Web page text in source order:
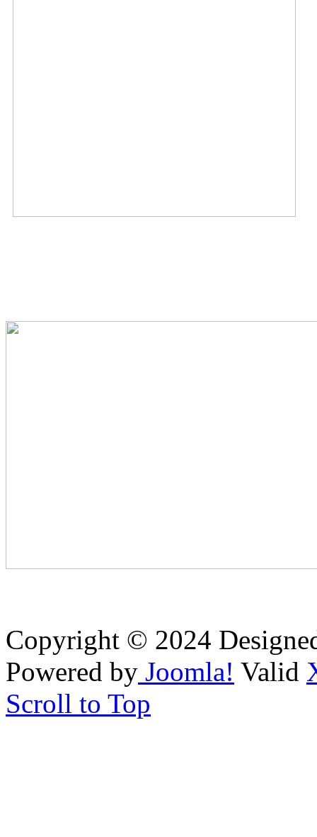
Copyright © 2024
Powered by Joomla! Valid
Scroll to Top